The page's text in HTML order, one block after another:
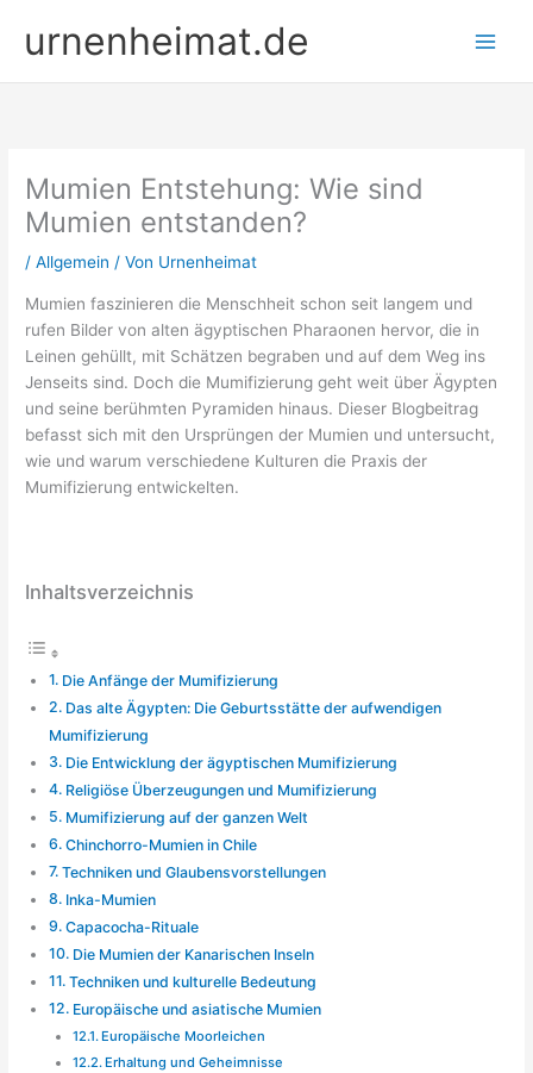
Inhalturnenheimat.de
Mumien Entstehung: Wie sind
Mumien entstanden?
/Allgemein / Von Urnenheimat
Mumien faszinieren die Menschheit schon seit langem und
rufen Bilder von alten ägyptischen Pharaonen hervor, die in
Leinen gehüllt, mit Schätzen begraben und auf dem Weg ins
Jenseits sind. Doch die Mumifizierung geht weit über Ägypten
und seine berühmten Pyramiden hinaus. Dieser Blogbeitrag
befasst sich mit den Ursprüngen der Mumien und untersucht,
wie und warum verschiedene Kulturen die Praxis der
Mumifizierung entwickelten.
Inhaltsverzeichnis
Die Anfänge der Mumifizierung
Das alte Ägypten: Die Geburtsstätte der aufwendigen
Mumifizierung
Die Entwicklung der ägyptischen Mumifizierung
Religiöse Überzeugungen und Mumifizierung
Mumifizierung auf der ganzen Welt
Chinchorro-Mumien in Chile
Techniken und Glaubensvorstellungen
Inka-Mumien
Capacocha-Rituale
Die Mumien der Kanarischen Inseln
Techniken und kulturelle Bedeutung
Europäische und asiatische Mumien
Europäische Moorleichen
Erhaltung und Geheimnisse